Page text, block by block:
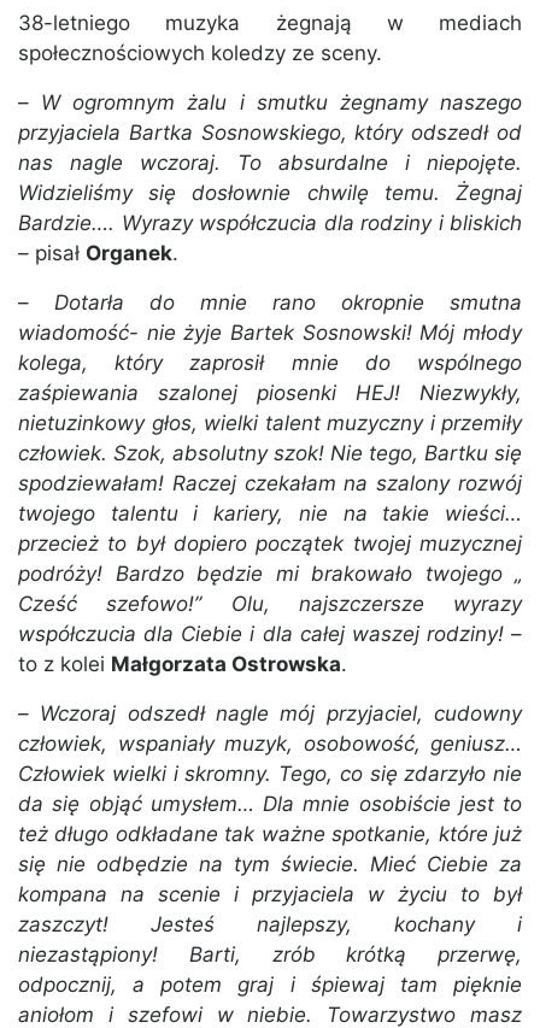
38-letniego muzyka żegnają w mediach
społecznościowych koledzy ze sceny.
– W ogromnym żalu i smutku żegnamy naszego
przyjaciela Bartka Sosnowskiego, który odszedł od
nas nagle wczoraj. To absurdalne i niepojęte.
Widzieliśmy się dosłownie chwilę temu. Żegnaj
Bardzie…. Wyrazy współczucia dla rodziny i bliskich
– pisał Organek.
– Dotarła do mnie rano okropnie smutna
wiadomość- nie żyje Bartek Sosnowski! Mój młody
kolega, który zaprosił mnie do wspólnego
zaśpiewania szalonej piosenki HEJ! Niezwykły,
nietuzinkowy głos, wielki talent muzyczny i przemiły
człowiek. Szok, absolutny szok! Nie tego, Bartku się
spodziewałam! Raczej czekałam na szalony rozwój
twojego talentu i kariery, nie na takie wieści…
przecież to był dopiero początek twojej muzycznej
podróży! Bardzo będzie mi brakowało twojego „
Cześć szefowo!” Olu, najszczersze wyrazy
współczucia dla Ciebie i dla całej waszej rodziny!–
to z kolei Małgorzata Ostrowska.
– Wczoraj odszedł nagle mój przyjaciel, cudowny
człowiek, wspaniały muzyk, osobowość, geniusz…
Człowiek wielki i skromny. Tego, co się zdarzyło nie
da się objąć umysłem… Dla mnie osobiście jest to
też długo odkładane tak ważne spotkanie, które już
się nie odbędzie na tym świecie. Mieć Ciebie za
kompana na scenie i przyjaciela w życiu to był
zaszczyt! Jesteś najlepszy, kochany i
niezastąpiony! Barti, zrób krótką przerwę,
odpocznij, a potem graj i śpiewaj tam pięknie
aniołom i szefowi w niebie. Towarzystwo masz